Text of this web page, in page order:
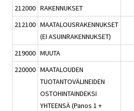
212000 RAKENNUKSET
212100 MAATALOUSRAKENNUKSET
(EI ASUINRAKENNUKSET)
219000 MUUTA
220000 MAATALOUDEN
TUOTANTOVÄLINEIDEN
OSTOHINTAINDEKSI
YHTEENSÄ (Panos 1 +